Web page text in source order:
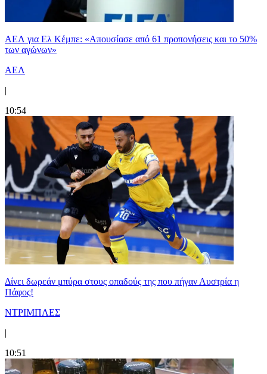
ΑΕΛ για Ελ Κέμπε: «Απουσίασε από 61 προπονήσεις και το 50%
των αγώνων»
ΑΕΛ
|
10:54
Δίνει δωρεάν μπύρα στους οπαδούς της που πήγαν Αυστρία η
Πάφος!
ΝΤΡΙΜΠΛΕΣ
|
10:51